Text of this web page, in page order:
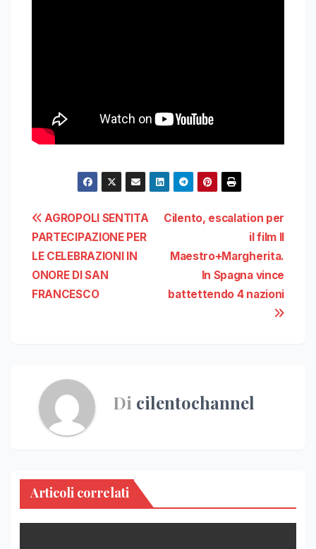
Navigazione
articoli
Cilento, escalation per
il film Il
Maestro+Margherita.
In Spagna vince
battettendo 4 nazioni
AGROPOLI SENTITA
PARTECIPAZIONE PER
LE CELEBRAZIONI IN
ONORE DI SAN
FRANCESCO
Di cilentochannel
Articoli correlati